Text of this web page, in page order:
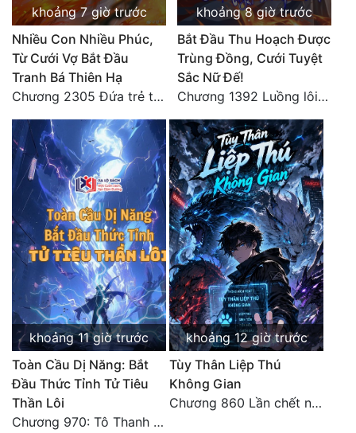
khoảng 7 giờ trước
Nhiều Con Nhiều Phúc,
Từ Cưới Vợ Bắt Đầu
Tranh Bá Thiên Hạ
Chương 2305 Đứa trẻ trong bụng Chu Du Du ra đời
khoảng 8 giờ trước
Bắt Đầu Thu Hoạch Được
Trùng Đồng, Cưới Tuyệt
Sắc Nữ Đế!
Chương 1392 Luồng lôi kiếp cuối cùng giáng xuống
khoảng 11 giờ trước
Toàn Cầu Dị Năng: Bắt
Đầu Thức Tỉnh Tử Tiêu
Thần Lôi
Chương 970: Tô Thanh Li sa vào huyễn tượng! Hôn lễ!
khoảng 12 giờ trước
Tùy Thân Liệp Thú
Không Gian
Chương 860 Lần chết này không lỗ!